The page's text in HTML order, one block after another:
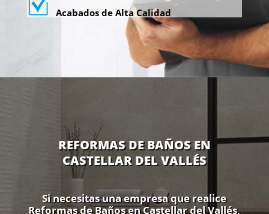
Acabados de Alta Calidad
REFORMAS DE BAÑOS EN
CASTELLAR DEL VALLÉS
Si necesitas una empresa que realice
Reformas de Baños en Castellar del Vallés,